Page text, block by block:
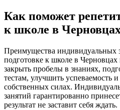
Как поможет
к школе в
Преимущества индивидуальных
подготовке к школе в
закрыть пробелы в знаниях,
тестам, улучшить успеваемость
собственных силах.
занятий гарантированно
результат не заставит себя ждать.